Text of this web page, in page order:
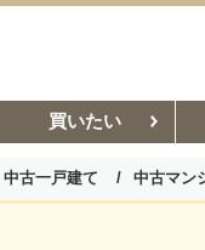
買いたい
中古一戸建て 中古マン